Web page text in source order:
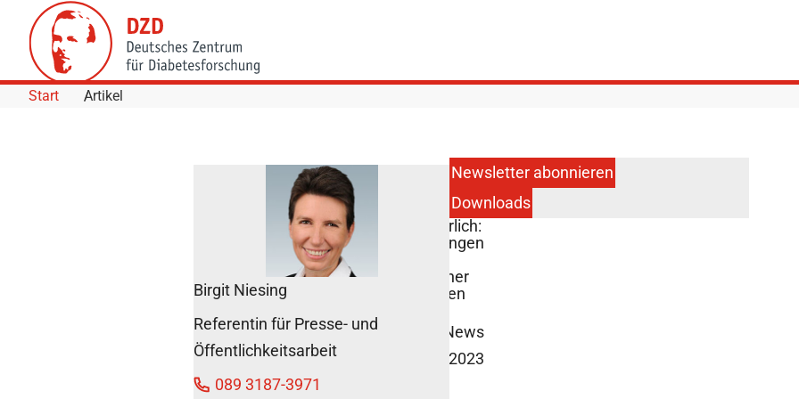
Skip to Content
Start Artikel
Nicht nur bei
Diabetes gefährlich:
Umweltbelastungen
als Auslöser
sensomotorischer
Polyneuropathien
DZD News
12. Januar 2023
Birgit Niesing
Referentin für Presse- und
Öffentlichkeitsarbeit
089 3187-3971
Newsletter abonnieren
Downloads